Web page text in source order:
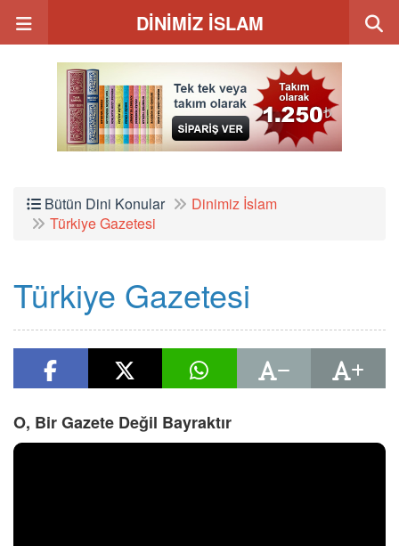
DİNİMİZ İSLAM
Bütün Dini Konular
Dinimiz İslam
Türkiye Gazetesi
Türkiye Gazetesi
O, Bir Gazete Değil Bayraktır